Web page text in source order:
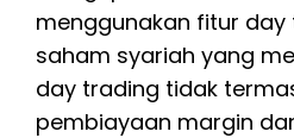
menggunakan fitur day
saham syariah yang
day trading tidak
pembiayaan margin